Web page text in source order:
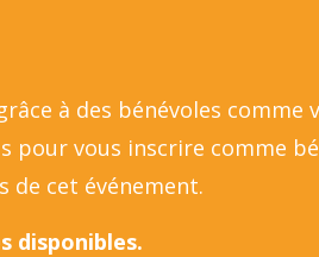
à des bénévoles comme
pour vous inscrire comme
de cet événement.
disponibles.